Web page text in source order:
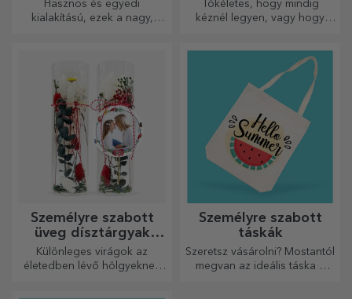
Hasznos és egyedi
kialakítású, ezek a nagy,
Tökéletes, hogy mindig
kéznél legyen, vagy hogy
Személyre szabott
üveg dísztárgyak
konzervált virágokkal
Különleges virágok az
életedben lévő hölgyeknek
Személyre szabott
táskák
Szeretsz vásárolni? Mostantól
megvan az ideális táska a